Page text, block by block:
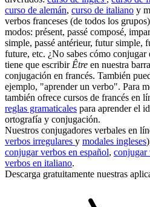
curso de alemán, curso de italiano y
verbos franceses (de todos los
modos: présent, passé composé,
simple, passé antérieur, futur simple,
future, etc. ¿No sabes cómo conjugar
tiene que escribir Être en nuestra
conjugación en francés. También
ejemplo, "aprender un verbo". Para
también ofrece cursos de francés en
reglas gramaticales para aprender el
ortografía y conjugación.
Nuestros conjugadores verbales en
verbos irregulares y modales ingleses
conjugar verbos en español, conjugar
verbos en italiano.
Descarga gratuitamente nuestras